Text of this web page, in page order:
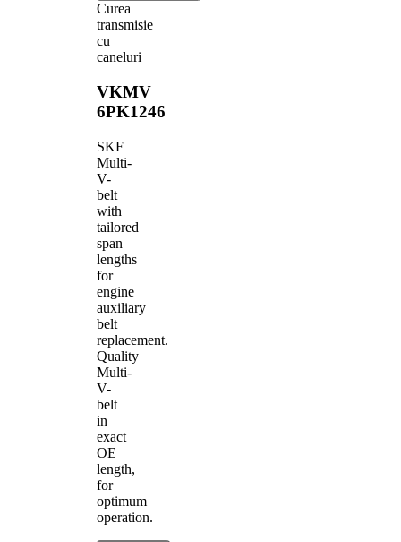
Curea
transmisie
cu
caneluri
VKMV
6PK1246
SKF
Multi-
V-
belt
with
tailored
span
lengths
for
engine
auxiliary
belt
replacement.
Quality
Multi-
V-
belt
in
exact
OE
length,
for
optimum
operation.